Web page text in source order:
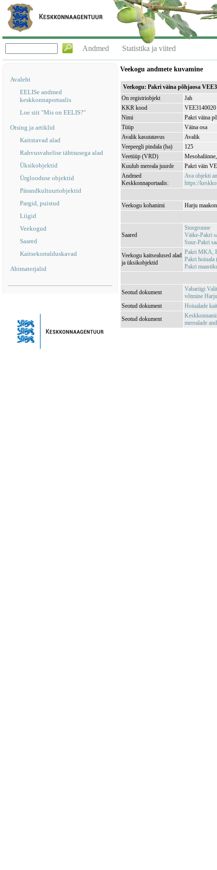
Andmed Statistika ja viited
Avaleht
EELISe andmed
keskkonnaportaalis
Loe siit "Mis on EELIS?"
Otsing ja artiklid
Kaitstavad alad
Rahvusvahelise tähtsusega alad
Üksikobjektid
Ürglooduse objektid
Pärandkultuuriobjektid
Pargid, puistud
Liigid
Veekogud
Saared
Kaitsekorralduskavad
Abimaterjalid
Veekogu andmete kuvamine
Veekogu: Pakri väina põhjaosa
On registriobjekt
Jah
KKR kood
VEE3140020
Nimi
Pakri väina
Tüüp
Väina osa
Avalik kasutatavus
Avalik
Veepeegli pindala (ha)
125
Veetüüp (VRD)
Kuulub mereala juurde
Pakri väin
Andmed
Keskkonnaportaalis:
Ava objekti
https://
Veekogu kohanimi Harju
Saared
Storgronne
Väike-Pakri
Suur-Pakri
Veekogu kaitsealused alad
ja üksikobjektid
Pakri MKA,
Pakri
Pakri
Seotud dokument
Vabariigi
võtmine
Seotud dokument
Hoiualade
Seotud dokument
merealade